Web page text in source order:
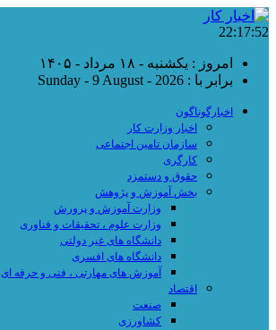
22:17:53
امروز : یکشنبه - ۱۸ مرداد - ۱۴۰۵
برابر با : Sunday - 9 August - 2026
اخبارگوناگون
اخبار وزارت کار
سازمان تامین اجتماعی
کارگری
حقوق و دستمزد
بخش آموزش و پژوهش
وزارت آموزش و پرورش
وزارت علوم ، تحقیقات و فناوری
دانشگاه های غیر دولتی
دانشگاه های افسری
آموزش های مهارتی ، فنی و حرفه ای
اقتصاد
صنعت
کشاورزی